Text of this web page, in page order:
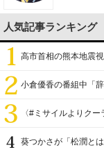
人気記事ランキング
高市首相の熊本地震
小倉優香の番組中「
〈#ミサイルよりク
葵つかさが「松潤と